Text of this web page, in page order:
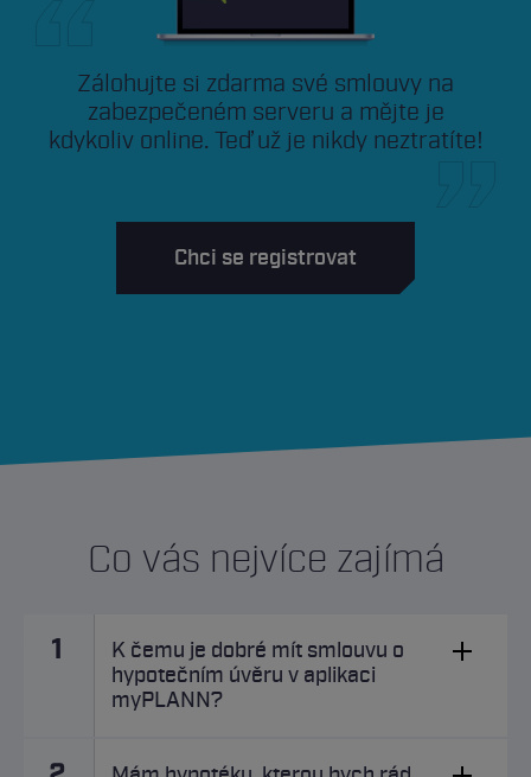
Zálohujte si zdarma své smlouvy na
zabezpečeném serveru a mějte je
kdykoliv online. Teď už je nikdy neztratíte!
Chci se registrovat
Co vás nejvíce zajímá
1
K čemu je dobré mít smlouvu o
hypotečním úvěru v aplikaci
myPLANN?